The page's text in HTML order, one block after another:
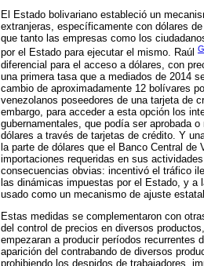
El Estado bolivariano estableció un
extranjeras, específicamente con dólares
que tanto las empresas como los
por el Estado para ejecutar el mismo. Raúl
diferencial para el acceso a dólares, con
una primera tasa que a mediados de 2014
cambio de aproximadamente 12 bolívares
venezolanos poseedores de una tarjeta de
embargo, para acceder a esta opción los
gubernamentales, que podía ser aprobada
dólares a través de tarjetas de crédito. Y
la parte de dólares que el Banco Central
importaciones requeridas en sus
consecuencias obvias: incentivó el tráfico
las dinámicas impuestas por el Estado, y a
usado como un mecanismo de ajuste estatal.
Estas medidas se complementaron con
del control de precios en diversos
empezaran a producir períodos recurrentes
aparición del contrabando de diversos
prohibiendo los despidos de trabajadores,